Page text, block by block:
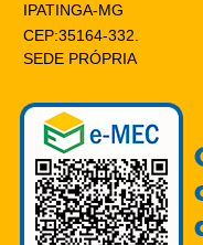
IPATINGA-MG
CEP:35164-332.
SEDE PRÓPRIA